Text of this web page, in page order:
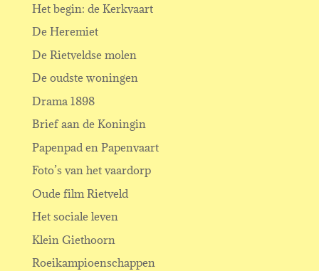
Het begin: de Kerkvaart
De Heremiet
De Rietveldse molen
De oudste woningen
Drama 1898
Brief aan de Koningin
Papenpad en Papenvaart
Foto’s van het vaardorp
Oude film Rietveld
Het sociale leven
Klein Giethoorn
Roeikampioenschappen